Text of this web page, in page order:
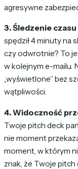
agresywne
3. Śledzenie
spędził 4 minuty na
czy odwrotnie? To
w kolejnym e-mailu.
„wyświetlone” bez
wątpliwości.
4. Widoczność
Twoje pitch deck
nie moment
moment, w którym
znak, że Twoje pitch